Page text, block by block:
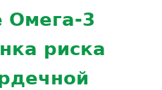
мер для
лабораторию
Омега-3
риска